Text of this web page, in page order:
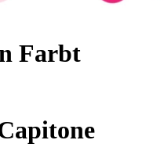
Farbt